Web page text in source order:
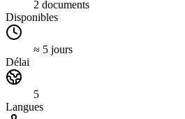
2 documents
Disponibles
≈ 5 jours
Délai
5
Langues